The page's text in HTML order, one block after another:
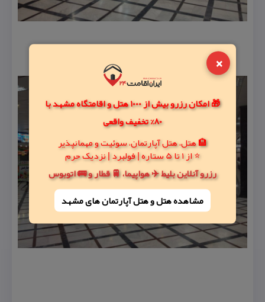
×
🎁 امکان رزرو بیش از 1000 هتل و اقامتگاه مشهد با
80% تخفیف واقعی
🏨 هتل، هتل آپارتمان، سوئیت و مهمانپذیر
⭐ از 1 تا 5 ستاره | فولبرد | نزدیک حرم
رزرو آنلاین بلیط ✈️ هواپیما، 🚆 قطار و 🚌 اتوبوس
مشاهده هتل و هتل‌ آپارتمان های مشهد